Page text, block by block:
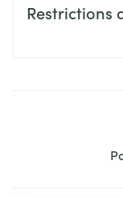
Restrictions